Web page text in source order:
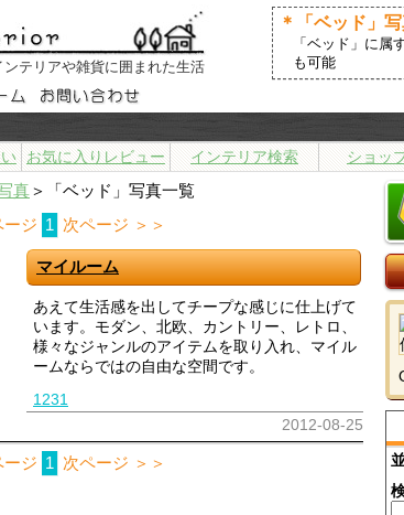
ンテリアや雑貨に囲まれた生活
＊「ベッド」
「ベッド」に属
も可能
お気に入りレビュー インテリア検索
ショッ
真＞「ベッド」写真一覧
ージ 1 次ページ ＞＞
マイルーム
あえて生活感を出してチープな感じに仕上げて
います。モダン、北欧、カントリー、レトロ、
様々なジャンルのアイテムを取り入れ、マイル
ームならではの自由な空間です。
1231
2012-08-25
ージ 1 次ページ ＞＞